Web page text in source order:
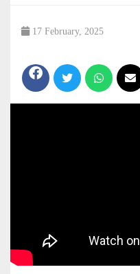
17 February, 2025